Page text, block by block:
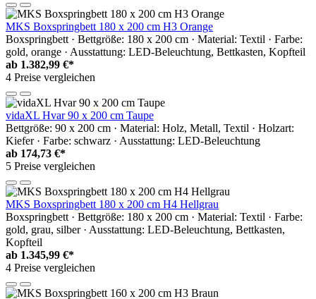
MKS Boxspringbett 180 x 200 cm H3 Orange
Boxspringbett · Bettgröße: 180 x 200 cm · Material: Textil · Farbe:
gold, orange · Ausstattung: LED-Beleuchtung, Bettkasten, Kopfteil
ab 1.382,99 €*
4 Preise vergleichen
vidaXL Hvar 90 x 200 cm Taupe
Bettgröße: 90 x 200 cm · Material: Holz, Metall, Textil · Holzart:
Kiefer · Farbe: schwarz · Ausstattung: LED-Beleuchtung
ab 174,73 €*
5 Preise vergleichen
MKS Boxspringbett 180 x 200 cm H4 Hellgrau
Boxspringbett · Bettgröße: 180 x 200 cm · Material: Textil · Farbe:
gold, grau, silber · Ausstattung: LED-Beleuchtung, Bettkasten,
Kopfteil
ab 1.345,99 €*
4 Preise vergleichen